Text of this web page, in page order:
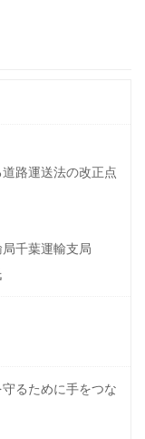
路運送法の改正点
千葉運輸支局
るために手をつな